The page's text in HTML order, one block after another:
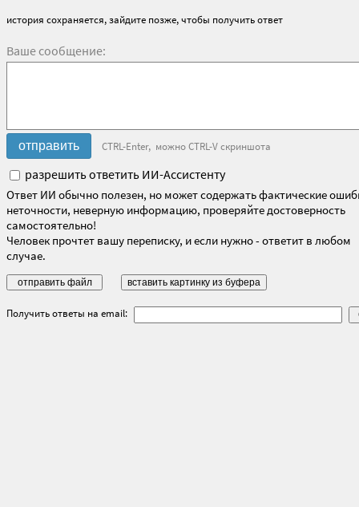
история сохраняется, зайдите позже, чтобы получить ответ
Ваше сообщение:
CTRL-Enter, можно CTRL-V скриншота
разрешить ответить ИИ-Ассистенту
Ответ ИИ обычно полезен, но может содержать фактические
неточности, неверную информацию, проверяйте достоверность
самостоятельно!
Человек прочтет вашу переписку, и если нужно - ответит в любом
случае.
Получить ответы на email: